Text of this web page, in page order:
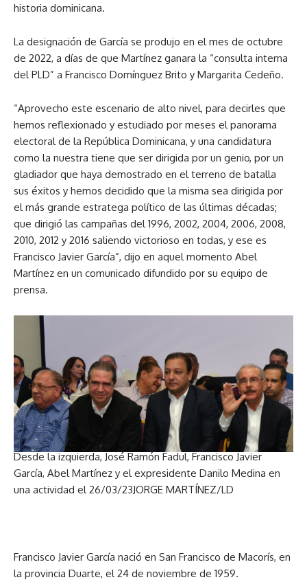
historia dominicana.
La designación de García se produjo en el mes de octubre
de 2022, a días de que Martínez ganara la “consulta interna
del PLD” a Francisco Domínguez Brito y Margarita Cedeño.
“Aprovecho este escenario de alto nivel, para decirles que
hemos reflexionado y estudiado por meses el panorama
electoral de la República Dominicana, y una candidatura
como la nuestra tiene que ser dirigida por un genio, por un
gladiador que haya demostrado en el terreno de batalla
sus éxitos y hemos decidido que la misma sea dirigida por
el más grande estratega político de las últimas décadas;
que dirigió las campañas del 1996, 2002, 2004, 2006, 2008,
2010, 2012 y 2016 saliendo victorioso en todas, y ese es
Francisco Javier García”, dijo en aquel momento Abel
Martínez en un comunicado difundido por su equipo de
prensa.
Desde la izquierda, José Ramón Fadul, Francisco Javier
García, Abel Martínez y el expresidente Danilo Medina en
una actividad el 26/03/23JORGE MARTÍNEZ/LD
Francisco Javier García nació en San Francisco de Macorís, en
la provincia Duarte, el 24 de noviembre de 1959.